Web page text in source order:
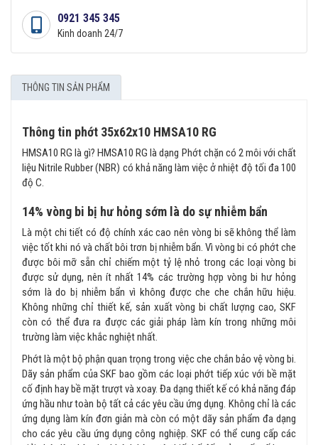
0921 345 345
Kinh doanh 24/7
THÔNG TIN SẢN PHẨM
Thông tin phớt 35x62x10 HMSA10 RG
HMSA10 RG là gì? HMSA10 RG là dạng Phớt chặn có 2 môi với chất
liệu Nitrile Rubber (NBR) có khả năng làm việc ở nhiệt độ tối đa 100
độ C.
14% vòng bi bị hư hỏng sớm là do sự nhiễm bẩn
Là một chi tiết có độ chính xác cao nên vòng bi sẽ không thể làm
việc tốt khi nó và chất bôi trơn bị nhiễm bẩn. Vì vòng bi có phớt che
được bôi mỡ sẵn chỉ chiếm một tỷ lệ nhỏ trong các loại vòng bi
được sử dụng, nên ít nhất 14% các trường hợp vòng bi hư hỏng
sớm là do bị nhiễm bẩn vì không được che che chắn hữu hiệu.
Không những chỉ thiết kế, sản xuất vòng bi chất lượng cao, SKF
còn có thể đưa ra được các giải pháp làm kín trong những môi
trường làm việc khắc nghiệt nhất.
Phớt là một bộ phận quan trọng trong việc che chắn bảo vệ vòng bi.
Dãy sản phẩm của SKF bao gồm các loại phớt tiếp xúc với bề mặt
cố định hay bề mặt trượt và xoay. Đa dạng thiết kế có khả năng đáp
ứng hầu như toàn bộ tất cả các yêu cầu ứng dụng. Không chỉ là các
ứng dụng làm kín đơn giản mà còn có một dãy sản phẩm đa dạng
cho các yêu cầu ứng dụng công nghiệp. SKF có thể cung cấp các